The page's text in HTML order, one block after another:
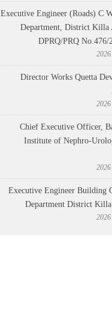
Executive Engineer (Roads) C
Department, District Killa
DPRQ/PRQ No.476/
Director Works Quetta
Chief Executive Officer,
Institute of Nephro-
Executive Engineer Building
Department District